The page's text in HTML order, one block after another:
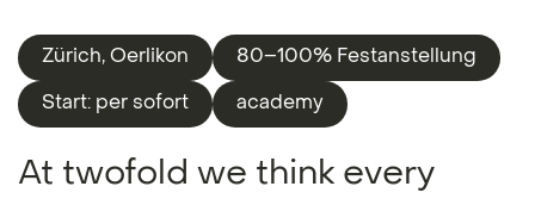
Zürich, Oerlikon 80–100% Festanstellung
Start: per sofort academy
At twofold we think every